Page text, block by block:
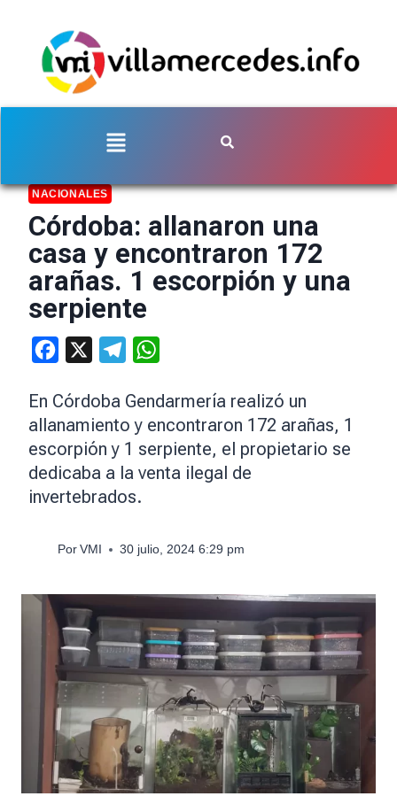
NACIONALES
Córdoba: allanaron una
casa y encontraron 172
arañas. 1 escorpión y una
serpiente
Facebook Telegram
En Córdoba Gendarmería realizó un
allanamiento y encontraron 172 arañas, 1
escorpión y 1 serpiente, el propietario se
dedicaba a la venta ilegal de
invertebrados.
Por VMI 30 julio, 2024 6:29 pm